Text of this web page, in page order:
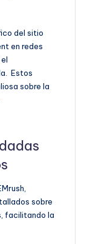
del sitio
en redes
Estos
sobre la
sobre
facilitando la